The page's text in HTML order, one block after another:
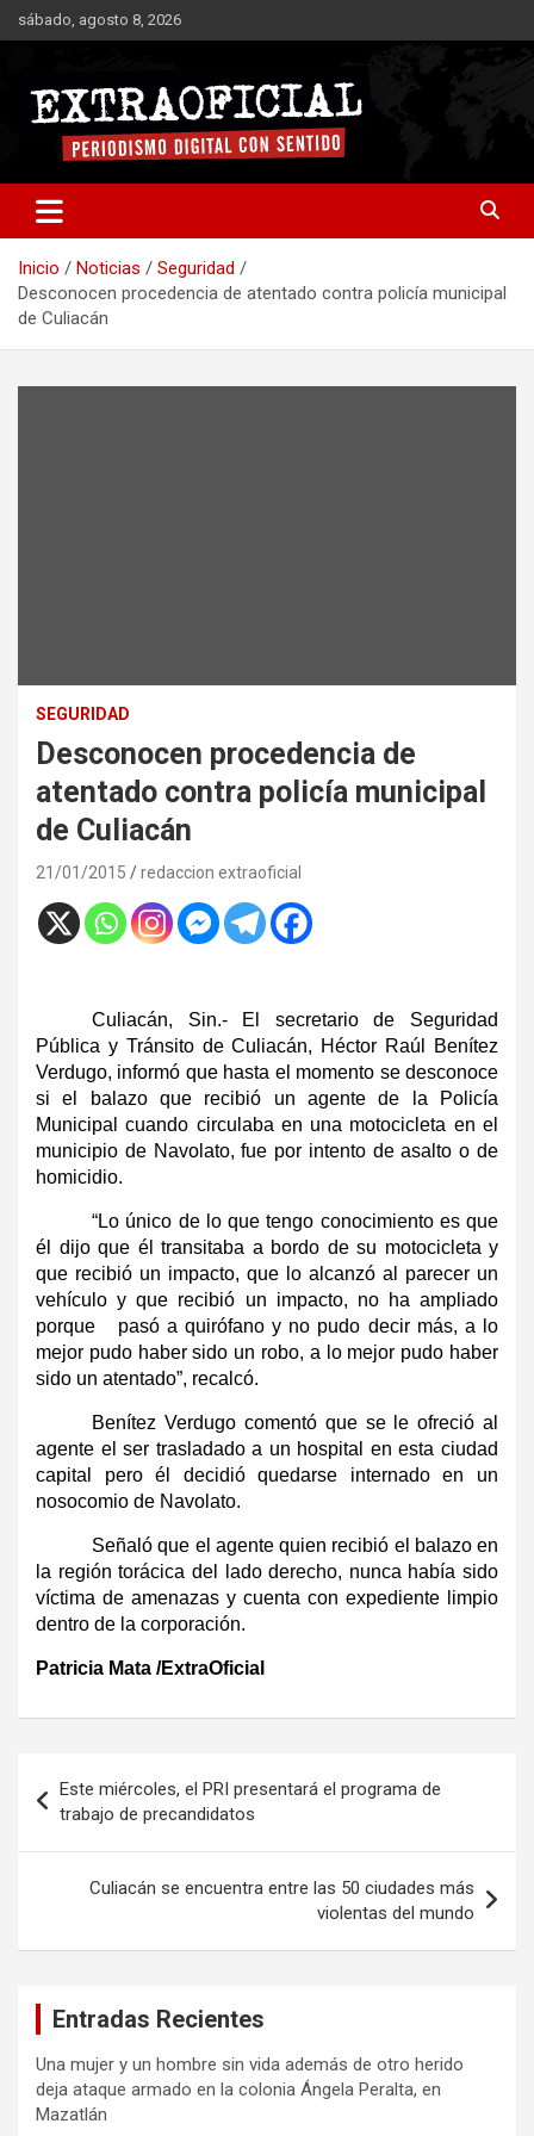
Saltar
al
sábado, agosto 8, 2026
Extraoficial
Inicio Noticias
Seguridad
Desconocen procedencia de atentado contra policía municipal
de Culiacán
SEGURIDAD
Desconocen procedencia de
atentado contra policía municipal
de Culiacán
21/01/2015 redaccion extraoficial
Culiacán, Sin.- El secretario de Seguridad
Pública y Tránsito de Culiacán, Héctor Raúl Benítez
Verdugo, informó que hasta el momento se desconoce
si el balazo que recibió un agente de la Policía
Municipal cuando circulaba en una motocicleta en el
municipio de Navolato, fue por intento de asalto o de
homicidio.
“Lo único de lo que tengo conocimiento es que
él dijo que él transitaba a bordo de su motocicleta y
que recibió un impacto, que lo alcanzó al parecer un
vehículo y que recibió un impacto, no ha ampliado
porque pasó a quirófano y no pudo decir más, a lo
mejor pudo haber sido un robo, a lo mejor pudo haber
sido un atentado”, recalcó.
Benítez Verdugo comentó que se le ofreció al
agente el ser trasladado a un hospital en esta ciudad
capital pero él decidió quedarse internado en un
nosocomio de Navolato.
Señaló que el agente quien recibió el balazo en
la región torácica del lado derecho, nunca había sido
víctima de amenazas y cuenta con expediente limpio
dentro de la corporación.
Patricia Mata /ExtraOficial
de
entradas
Este miércoles, el PRI presentará el programa de
trabajo de precandidatos
Culiacán se encuentra entre las 50 ciudades más
violentas del mundo
Entradas Recientes
Una mujer y un hombre sin vida además de otro herido
deja ataque armado en la colonia Ángela Peralta, en
Mazatlán